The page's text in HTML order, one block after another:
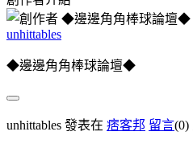
unhittables
◆邊邊角角棒球論壇◆
unhittables 發表在 痞客邦 留言(0)